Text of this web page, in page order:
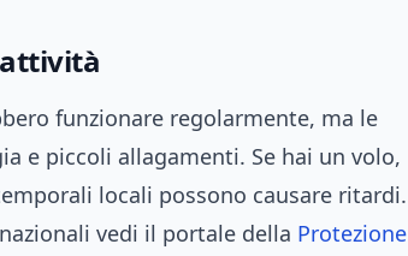
funzionare regolarmente, ma le
e piccoli allagamenti. Se hai un volo,
locali possono causare ritardi.
vedi il portale della Protezione